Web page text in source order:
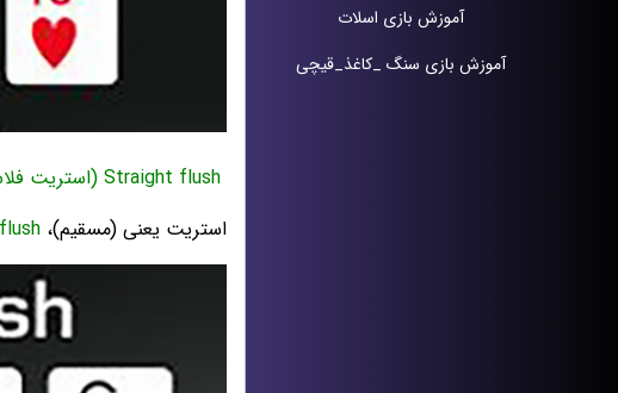
آموزش بازی اسلات
آموزش بازی سنگ _کاغذ_قیچی
استریت یعنی (مسقیم)،